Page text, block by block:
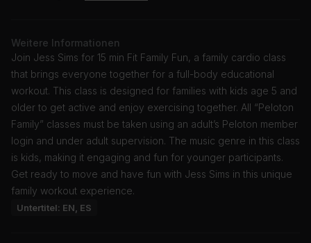
Weitere Informationen
Join Jess Sims for 15 min Fit Family Fun, a family cardio class
that brings everyone together for a full-body educational
workout. This class is designed for families with kids age 5 and
older to get active and enjoy exercising together. All “Peloton
Family” classes must be taken using an adult’s Peloton member
login and under adult supervision. The music genre in this class
is kids, making it engaging and fun for younger participants.
Get ready to move and have fun with Jess Sims in this unique
family workout experience.
Untertitel: EN, ES